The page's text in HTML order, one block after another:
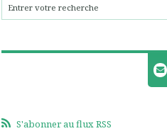
S'abonner au flux RSS